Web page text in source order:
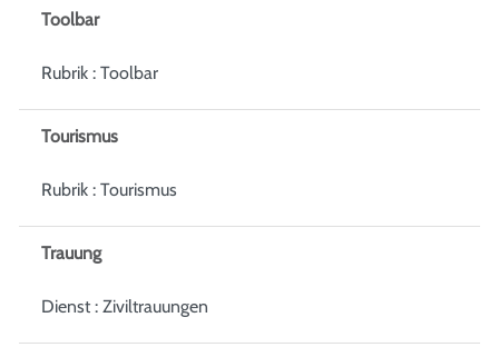
Toolbar
Rubrik : Toolbar
Tourismus
Rubrik : Tourismus
Trauung
Dienst : Ziviltrauungen